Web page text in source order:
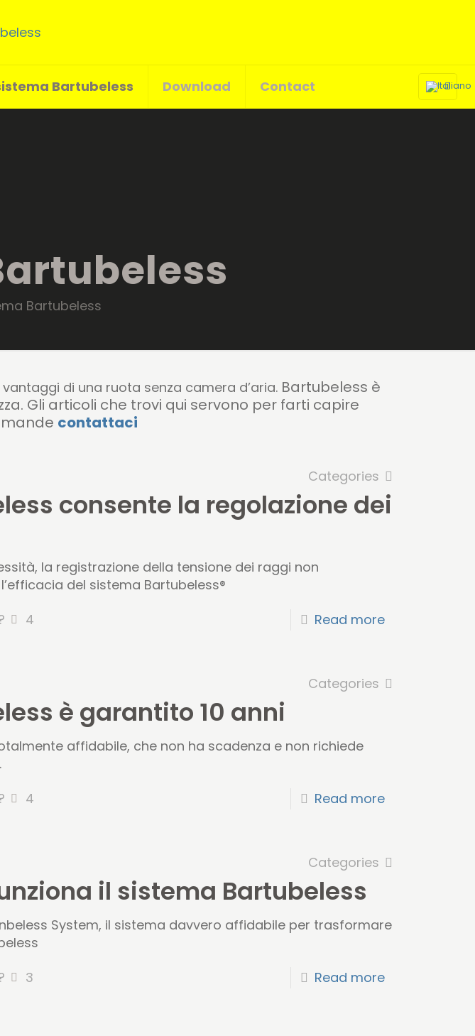
Bartubeless Download Contact
Bartubeless
di una ruota senza camera d’aria. Bartubeless è
Gli articoli che trovi qui servono per farti capire
contattaci
Categories
consente la regolazione dei
la registrazione della tensione dei raggi non
del sistema Bartubeless®
4 Read more
Categories
è garantito 10 anni
affidabile, che non ha scadenza e non richiede
4 Read more
Categories
il sistema Bartubeless
System, il sistema davvero affidabile per trasformare
3 Read more